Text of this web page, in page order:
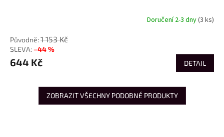
Doručení 2-3 dny(3 ks)
1 153 Kč
–44 %
644 Kč DETAIL
ZOBRAZIT VŠECHNY PODOBNÉ PRODUKTY